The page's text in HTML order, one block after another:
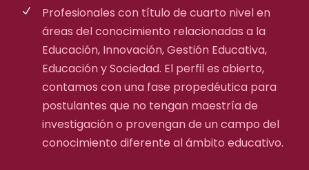
Profesionales con título de cuarto nivel en
áreas del conocimiento relacionadas a la
Educación, Innovación, Gestión Educativa,
Educación y Sociedad. El perfil es abierto,
contamos con una fase propedéutica para
postulantes que no tengan maestría de
investigación o provengan de un campo del
conocimiento diferente al ámbito educativo.